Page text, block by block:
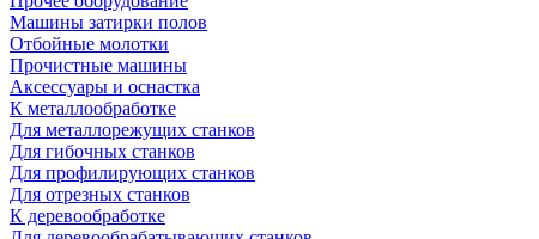
Машины затирки полов
Отбойные молотки
Прочистные машины
Аксeccyapы и оснастка
К металлообработке
Для металлорежущих станков
Для гибочных станков
Для профилирующих станков
Для отрезных станков
К деревообработке